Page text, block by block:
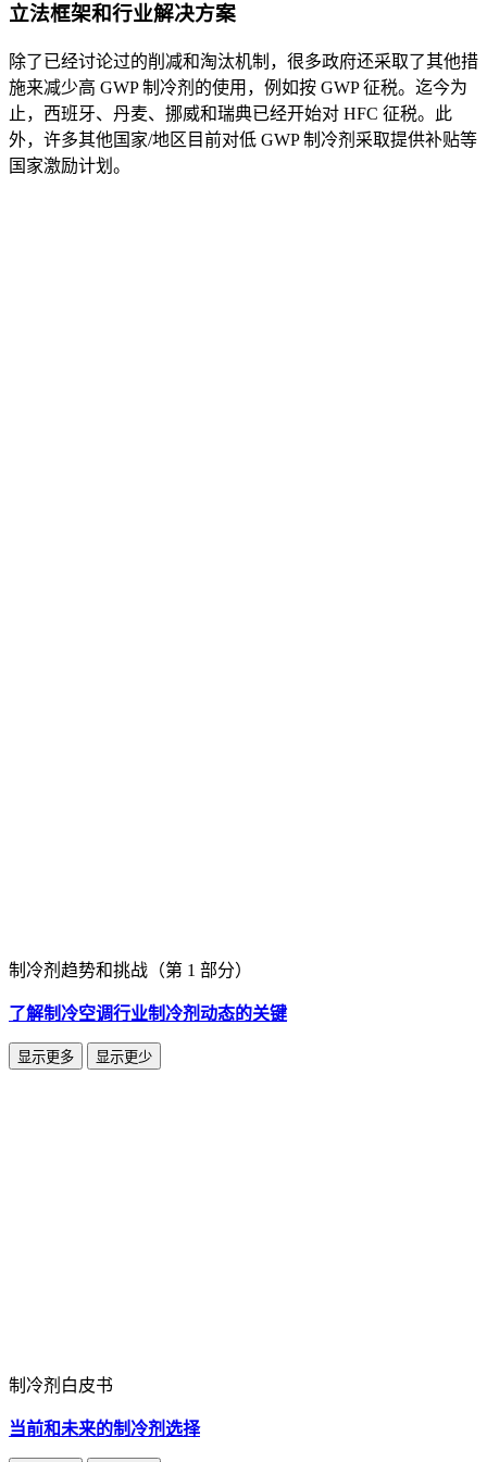
立法框架和行业解决方案
除了已经讨论过的削减和淘汰机制，很多政府还采取了其他措
施来减少高 GWP 制冷剂的使用，例如按 GWP 征税。迄今为
止，西班牙、丹麦、挪威和瑞典已经开始对 HFC 征税。此
外，许多其他国家/地区目前对低 GWP 制冷剂采取提供补贴等
国家激励计划。
制冷剂趋势和挑战（第 1 部分）
了解制冷空调行业制冷剂动态的关键
显示更多 显示更少
制冷剂白皮书
当前和未来的制冷剂选择